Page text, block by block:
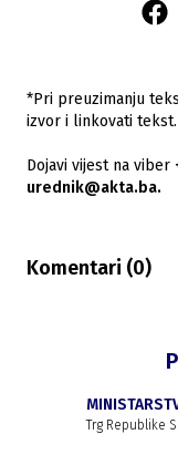
*Pri preuzimanju
izvor i linkovati tekst.
Dojavi vijest na viber
urednik@akta.ba.
Komentari (0)
Trg Republike